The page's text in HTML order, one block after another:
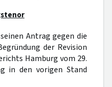
Antrag gegen die
der Revision
Hamburg vom 29.
in den vorigen Stand